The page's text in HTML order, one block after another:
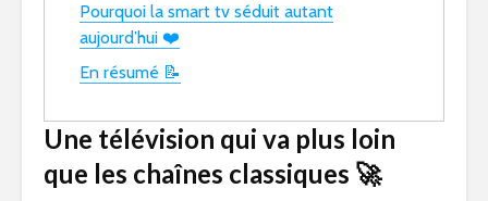
Pourquoi la smart tv séduit autant
aujourd’hui ❤️
En résumé 📝
Une télévision qui va plus loin
que les chaînes classiques 🚀